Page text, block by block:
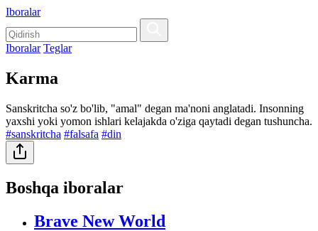
Iboralar
Iboralar Teglar
Karma
Sanskritcha so'z bo'lib, "amal" degan ma'noni anglatadi. Insonning
yaxshi yoki yomon ishlari kelajakda o'ziga qaytadi degan tushuncha.
#sanskritcha #falsafa #din
Boshqa iboralar
Brave New World